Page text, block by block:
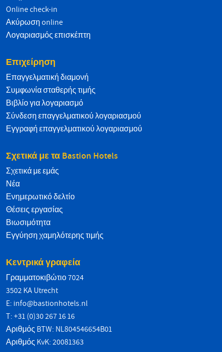
Online check-in
Ακύρωση online
Λογαριασμός επισκέπτη
Επιχείρηση
Επαγγελματική διαμονή
Συμφωνία σταθερής τιμής
Βιβλίο για λογαριασμό
Σύνδεση επαγγελματικού λογαριασμού
Εγγραφή επαγγελματικού λογαριασμού
Σχετικά με τα Bastion Hotels
Σχετικά με εμάς
Νέα
Ενημερωτικό δελτίο
Θέσεις εργασίας
Βιωσιμότητα
Εγγύηση χαμηλότερης τιμής
Κεντρικά γραφεία
Γραμματοκιβώτιο 7024
3502 KA Utrecht
E: info@bastionhotels.nl
T: +31 (0)30 267 16 16
Αριθμός BTW: NL804546654B01
Αριθμός KvK: 20081363